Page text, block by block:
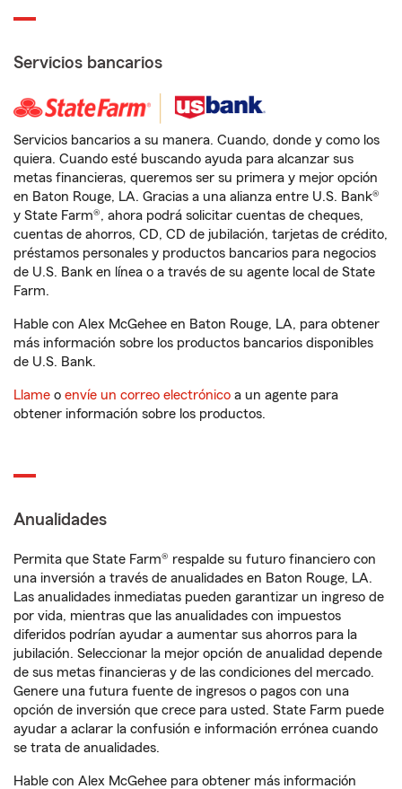
Servicios bancarios
Servicios bancarios a su manera. Cuando, donde y como los
quiera. Cuando esté buscando ayuda para alcanzar sus
metas financieras, queremos ser su primera y mejor opción
en Baton Rouge, LA. Gracias a una alianza entre U.S. Bank®
y State Farm®, ahora podrá solicitar cuentas de cheques,
cuentas de ahorros, CD, CD de jubilación, tarjetas de crédito,
préstamos personales y productos bancarios para negocios
de U.S. Bank en línea o a través de su agente local de State
Farm.
Hable con Alex McGehee en Baton Rouge, LA, para obtener
más información sobre los productos bancarios disponibles
de U.S. Bank.
Llame o envíe un correo electrónico a un agente para
obtener información sobre los productos.
Anualidades
Permita que State Farm® respalde su futuro financiero con
una inversión a través de anualidades en Baton Rouge, LA.
Las anualidades inmediatas pueden garantizar un ingreso de
por vida, mientras que las anualidades con impuestos
diferidos podrían ayudar a aumentar sus ahorros para la
jubilación. Seleccionar la mejor opción de anualidad depende
de sus metas financieras y de las condiciones del mercado.
Genere una futura fuente de ingresos o pagos con una
opción de inversión que crece para usted. State Farm puede
ayudar a aclarar la confusión e información errónea cuando
se trata de anualidades.
Hable con Alex McGehee para obtener más información